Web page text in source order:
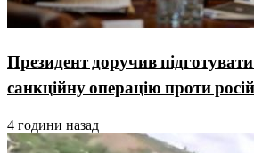
Президент доручив
санкційну операцію проти
4 години назад